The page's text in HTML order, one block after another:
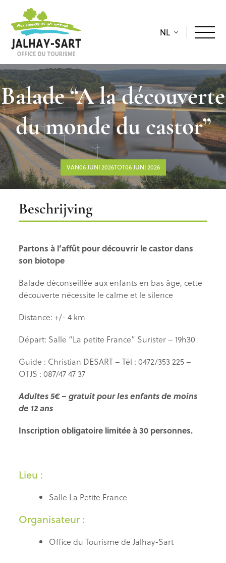
NL
Balade “A la découverte
du monde du castor”
VAN06 JUNI 2026TOT06 JUNI 2026
Beschrijving
Beschrijving
Partons à l’affût pour découvrir le castor dans
son biotope
Balade déconseillée aux enfants en bas âge, cette
découverte nécessite le calme et le silence
Distance: +/- 4 km
Départ: Salle “La petite France” Surister – 19h30
Guide : Christian DESART – Tél : 0472/353 225 –
OTJS : 087/47 47 37
Adultes 5€ – gratuit pour les enfants de moins
de 12 ans
Inscription obligatoire limitée à 30 personnes.
Lieu :
Salle La Petite France
Organisateur :
Office du Tourisme de Jalhay-Sart